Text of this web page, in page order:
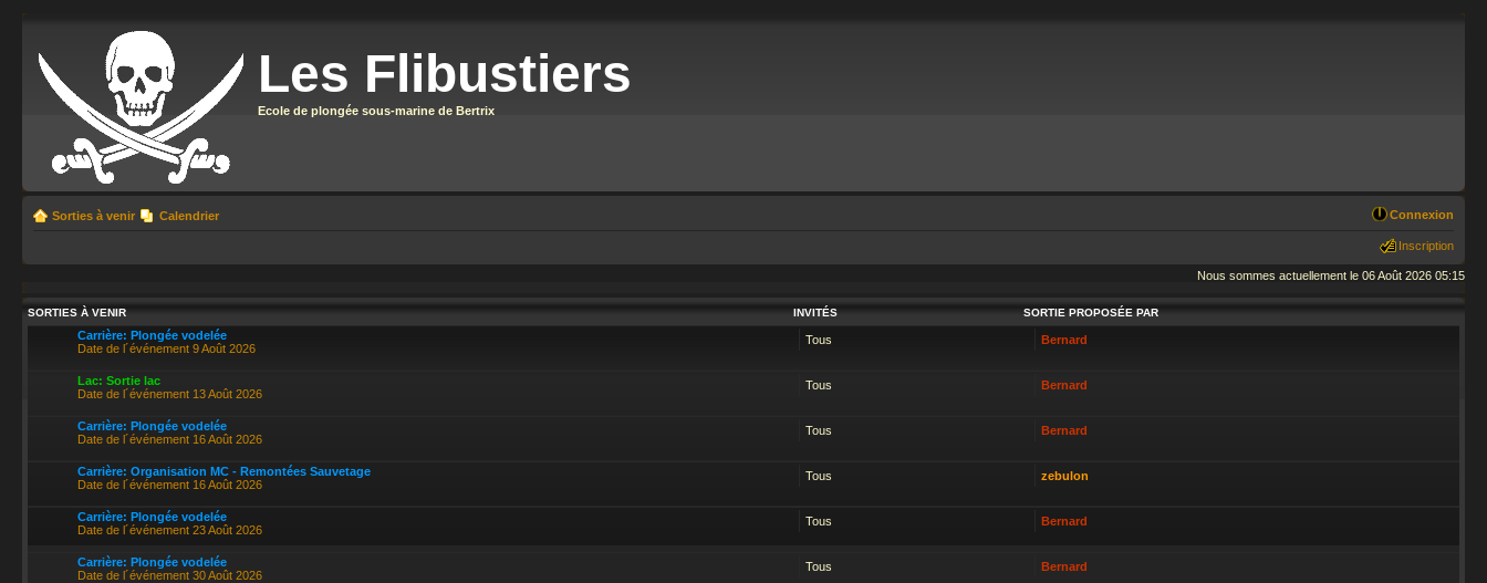
Les Flibustiers
Ecole de plongée sous-marine de Bertrix
Sorties à venir Calendrier Connexion
Inscription
Nous sommes actuellement le 06 Août 2026 05:15
SORTIES À VENIR INVITÉS SORTIE PROPOSÉE PAR
Carrière: Plongée vodelée
Date de l´événement 9 Août 2026
Tous Bernard
Lac: Sortie lac
Date de l´événement 13 Août 2026
Tous Bernard
Carrière: Plongée vodelée
Date de l´événement 16 Août 2026
Tous Bernard
Carrière: Organisation MC - Remontées Sauvetage
Date de l´événement 16 Août 2026
Tous zebulon
Carrière: Plongée vodelée
Date de l´événement 23 Août 2026
Tous Bernard
Carrière: Plongée vodelée
Date de l´événement 30 Août 2026
Tous Bernard